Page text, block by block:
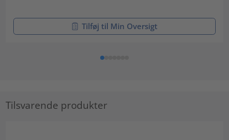
Tilføj til Min Oversigt
Tilsvarende produkter